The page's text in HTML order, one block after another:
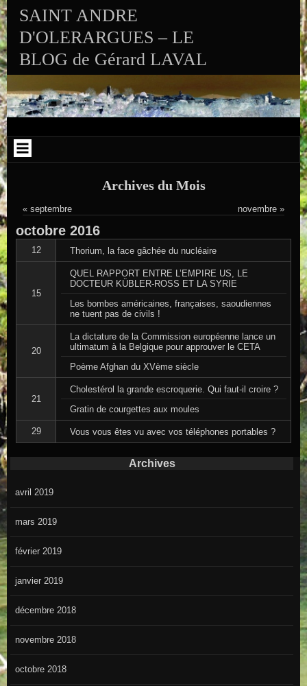
Skip to VISITS_COUNTER_WIDGET
SAINT ANDRE
D'OLERARGUES – LE
BLOG de Gérard LAVAL
Archives du Mois
« septembre novembre »
octobre 2016
12 Thorium, la face gâchée du nucléaire
15
QUEL RAPPORT ENTRE L’EMPIRE US, LE
DOCTEUR KÜBLER-ROSS ET LA SYRIE
Les bombes américaines, françaises, saoudiennes
ne tuent pas de civils !
20
La dictature de la Commission européenne lance un
ultimatum à la Belgique pour approuver le CETA
Poème Afghan du XVème siècle
21
Cholestérol la grande escroquerie. Qui faut-il croire ?
Gratin de courgettes aux moules
29 Vous vous êtes vu avec vos téléphones portables ?
Archives
avril 2019
mars 2019
février 2019
janvier 2019
décembre 2018
novembre 2018
octobre 2018